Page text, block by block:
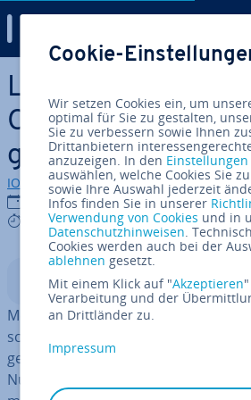
Zum Haupt­in­halt springen
Le­se­ver­hal­ten im
Online-Content
gestalten
IONOS Redaktion
31.01.2018
7 mins
In­halts­ver­zeich­nis
Menschen lesen online anders als
schied­li­che Gründe: Zum einen wird
gelesen – bis zu 25 Prozent.
Nutzer im Netz mit einer
Cookie-
Wir setzen Cookies ein, um
optimal für Sie zu gestalten,
Sie zu verbessern sowie Ihnen
Drittanbietern
anzuzeigen. In den Einstellungen
auswählen, welche Cookies Sie
sowie Ihre Auswahl jederzeit
Infos finden Sie in unserer
Verwendung von Cookies und in
Datenschutzhinweisen.
Cookies werden auch bei der
ablehnen gesetzt.
Mit einem Klick auf "Akzeptieren
Verarbeitung und der
an Drittländer zu.
Impressum